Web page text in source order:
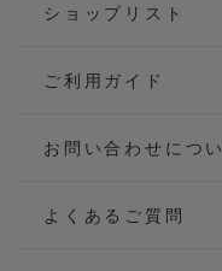
ショップリスト
ご利用ガイド
お問い合わせにつ
よくあるご質問